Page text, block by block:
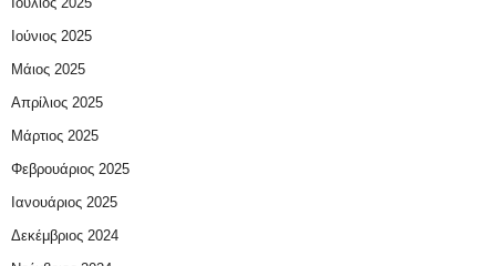
Ιούνιος 2025
Μάιος 2025
Απρίλιος 2025
Μάρτιος 2025
Φεβρουάριος 2025
Ιανουάριος 2025
Δεκέμβριος 2024